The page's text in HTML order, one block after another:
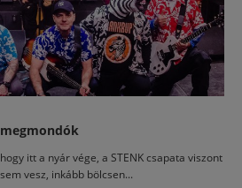
itt a nyár vége, a STENK csapata viszont
vesz, inkább bölcsen...